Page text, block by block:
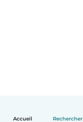
Accueil Rechercher